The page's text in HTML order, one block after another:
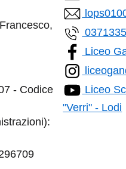
- Codice
Liceo
Liceo
"Verri" - Lodi